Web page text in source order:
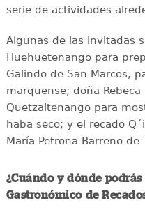
serie de actividades
Algunas de las invitadas
Huehuetenango para
Galindo de San Marcos,
marquense; doña
Quetzaltenango para
haba seco; y el recado
María Petrona Barreno de
¿Cuándo y dónde
Gastronómico de